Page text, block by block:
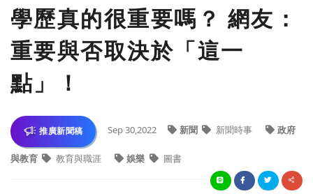
學歷真的很重要嗎？ 網友：
重要與否取決於「這一
點」！
推廣新聞稿 Sep 30,2022 新聞 新聞時事 政府
與教育 教育與職涯 娛樂 圖書